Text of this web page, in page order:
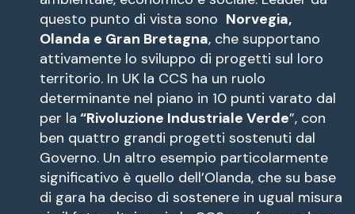
questo punto di vista sono Norvegia,
Olanda e Gran Bretagna, che supportano
attivamente lo sviluppo di progetti sul loro
territorio. In UK la CCS ha un ruolo
determinante nel piano in 10 punti varato dal
per la “Rivoluzione Industriale Verde”, con
ben quattro grandi progetti sostenuti dal
Governo. Un altro esempio particolarmente
significativo è quello dell’Olanda, che su base
di gara ha deciso di sostenere in ugual misura